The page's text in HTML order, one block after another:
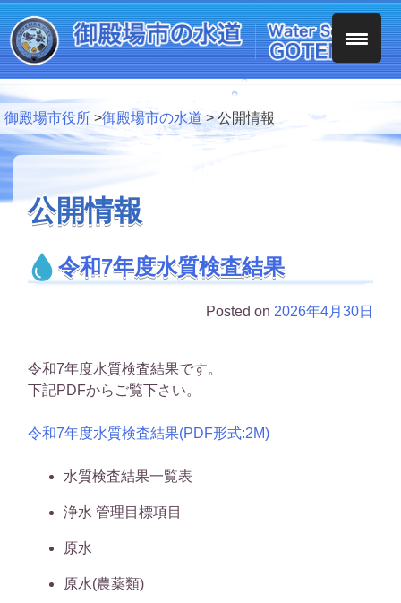
Skip
to
content
御殿場市役所 >御殿場市の水道>公開情報
公開情報
令和7年度水質検査結果
Posted on 2026年4月30日
令和7年度水質検査結果です。
下記PDFからご覧下さい。
令和7年度水質検査結果(PDF形式:2M)
水質検査結果一覧表
浄水 管理目標項目
原水
原水(農薬類)